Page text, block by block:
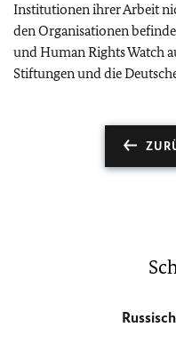
Institutionen ihrer Arbeit
den Organisationen
und Human Rights Watch
Stiftungen und die